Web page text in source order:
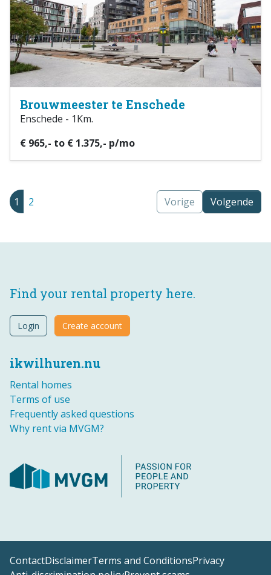
Brouwmeester te Enschede
Enschede - 1Km.
€ 965,- to € 1.375,- p/mo
Vorige Volgende
1 2
ikwilhuren.nu
Rental homes
Terms of use
Frequently asked questions
Why rent via MVGM?
Find your rental property here.
Login Create account
ContactDisclaimerTerms and ConditionsPrivacy